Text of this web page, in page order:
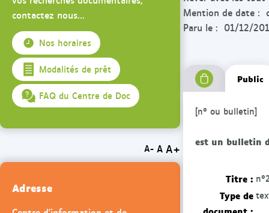
Mention de date :
Paru le : 01/12/
Public
[n° ou bulletin]
est un bulletin
Titre :
Type de
contactez nous...
Nos horaires
Modalités de prêt
FAQ du Centre de Doc
A- A A+
Adresse